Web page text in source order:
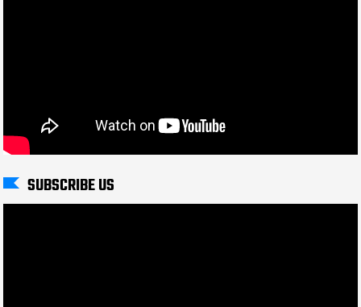
SUBSCRIBE US